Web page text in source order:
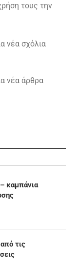
τους την
νέα σχόλια
νέα άρθρα
καμπάνια
τις